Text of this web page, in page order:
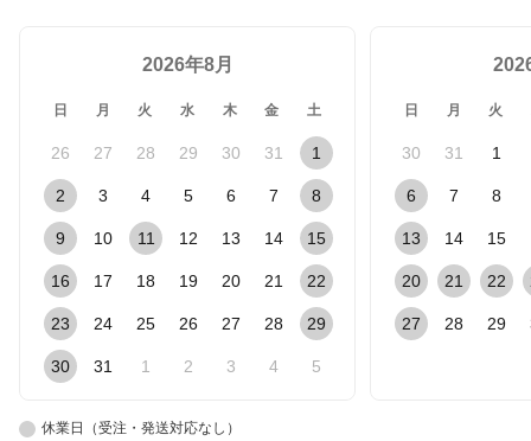
2026年8月
日 月 火 水 木 金 土
26 27 28 29 30 31 1
2 3 4 5 6 7 8
9 10 11 12 13 14 15
16 17 18 19 20 21 22
23 24 25 26 27 28 29
30 31 1 2 3 4 5
日 月 火
30 31 1
6 7 8
13 14 15
20 21 22
27 28 29
休業日（受注・発送対応なし）